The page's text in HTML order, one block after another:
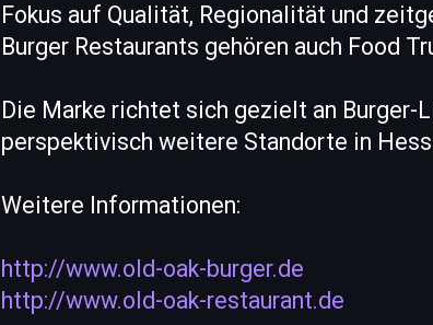
Fokus auf Qualität, Regionalität und
Burger Restaurants gehören auch Food
Die Marke richtet sich gezielt an Burger-
perspektivisch weitere Standorte in
Weitere Informationen:
http://www.old-oak-burger.de
http://www.old-oak-restaurant.de